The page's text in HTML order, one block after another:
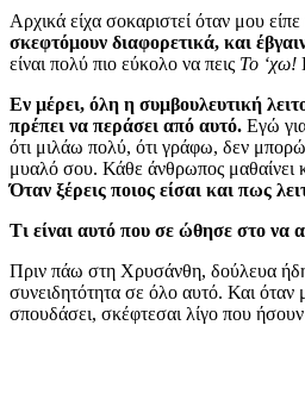
Αρχικά είχα σοκαριστεί όταν μου
σκεφτόμουν διαφορετικά, και
είναι πολύ πιο εύκολο να πεις Το ‘χω!
Εν μέρει, όλη η συμβουλευτική
πρέπει να περάσει από αυτό. Εγώ
ότι μιλάω πολύ, ότι γράφω, δεν μπορώ
μυαλό σου. Κάθε άνθρωπος μαθαίνει
Όταν ξέρεις ποιος είσαι και πως
Τι είναι αυτό που σε ώθησε στο να
Πριν πάω στη Χρυσάνθη, δούλευα
συνειδητότητα σε όλο αυτό. Και όταν
σπουδάσει, σκέφτεσαι λίγο που